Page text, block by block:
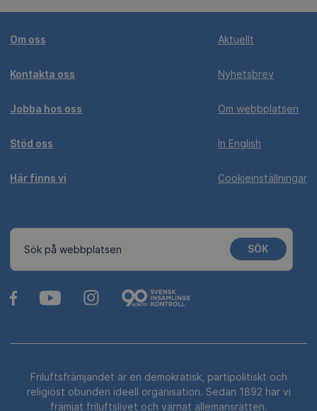
Om oss
Kontakta oss
Jobba hos oss
Stöd oss
Här finns vi
Aktuellt
Nyhetsbrev
Om webbplatsen
In English
Cookieinställningar
Sök på webbplatsen SÖK
Friluftsfrämjandet är en demokratisk, partipolitiskt och
religiöst obunden ideell organisation. Sedan 1892 har vi
främjat friluftslivet och värnat allemansrätten.